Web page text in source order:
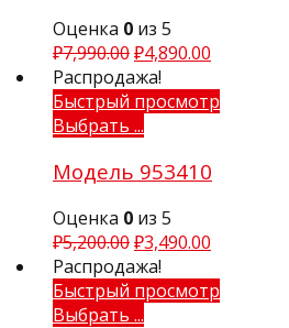
Оценка 0 из 5
₽7,990.00₽4,890.00
Распродажа!
Быстрый просмотр
Выбрать ...
Модель 953410
Оценка 0 из 5
₽5,200.00₽3,490.00
Распродажа!
Быстрый просмотр
Выбрать ...